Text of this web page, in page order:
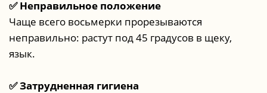
✅ Неправильное положение
Чаще всего восьмерки прорезываются
неправильно: растут под 45 градусов в щеку,
язык.
✅ Затрудненная гигиена